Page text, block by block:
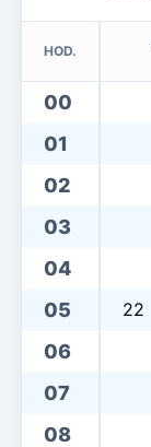
HOD.
00
01
02
03
04
05 22
06
07
08